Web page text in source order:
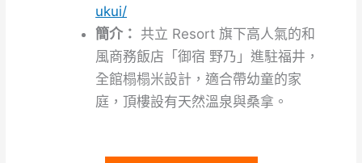
ukui/
簡介： 共立 Resort 旗下高人氣的和
風商務飯店「御宿 野乃」進駐福井，
全館榻榻米設計，適合帶幼童的家
庭，頂樓設有天然溫泉與桑拿。